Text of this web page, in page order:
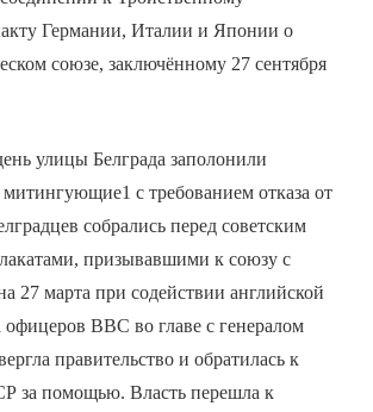
Германии, Италии и Японии о
союзе, заключённому 27 сентября
улицы Белграда заполонили
с требованием отказа от
собрались перед советским
призывавшими к союзу с
27 марта при содействии английской
офицеров ВВС во главе с генералом
правительство и обратилась к
за помощью. Власть перешла к